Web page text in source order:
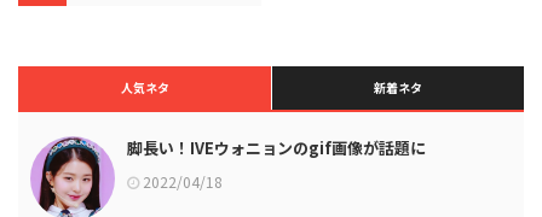
人気ネタ 新着ネタ
脚長い！IVEウォニョンのgif画像が話題に
2022/04/18